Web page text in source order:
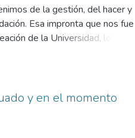
de la gestión, del hacer y
Esa impronta que nos fue
de la Universidad, lo que
y ante las certezas
y en el momento